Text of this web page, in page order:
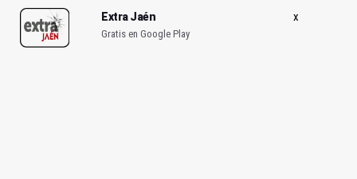
Extra Jaén
Gratis en Google Play